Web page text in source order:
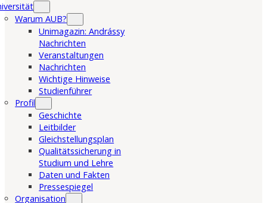
Warum AUB?
Unimagazin: Andrássy
Nachrichten
Veranstaltungen
Nachrichten
Wichtige Hinweise
Studienführer
Profil
Geschichte
Leitbilder
Gleichstellungsplan
Qualitätssicherung in
Studium und Lehre
Daten und Fakten
Pressespiegel
Organisation